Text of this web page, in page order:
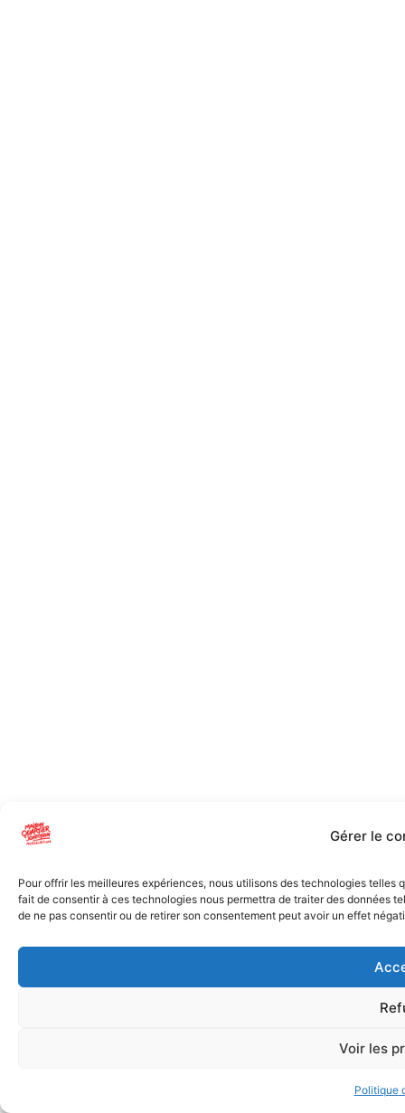
Gérer le
Pour offrir les meilleures expériences, nous utilisons des technologies
fait de consentir à ces technologies nous permettra de traiter des données
de ne pas consentir ou de retirer son consentement peut avoir un effet
Voir les
Politique